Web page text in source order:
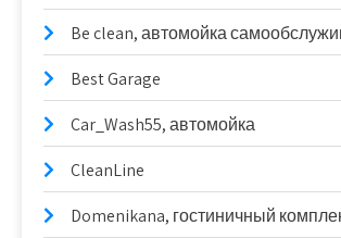
Be clean, автомойка
Best Garage
Car_Wash55, автомойка
CleanLine
Domenikana, гостиничный